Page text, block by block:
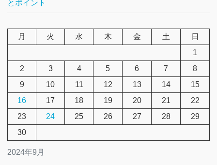
とポイント
2024年9月
月 火 水 木 金 土
日
1
2
3 4 5 6 7
8
9
10 11 12 13 14
15
16
17 18 19 20 21
22
23
24 25 26 27 28
29
30